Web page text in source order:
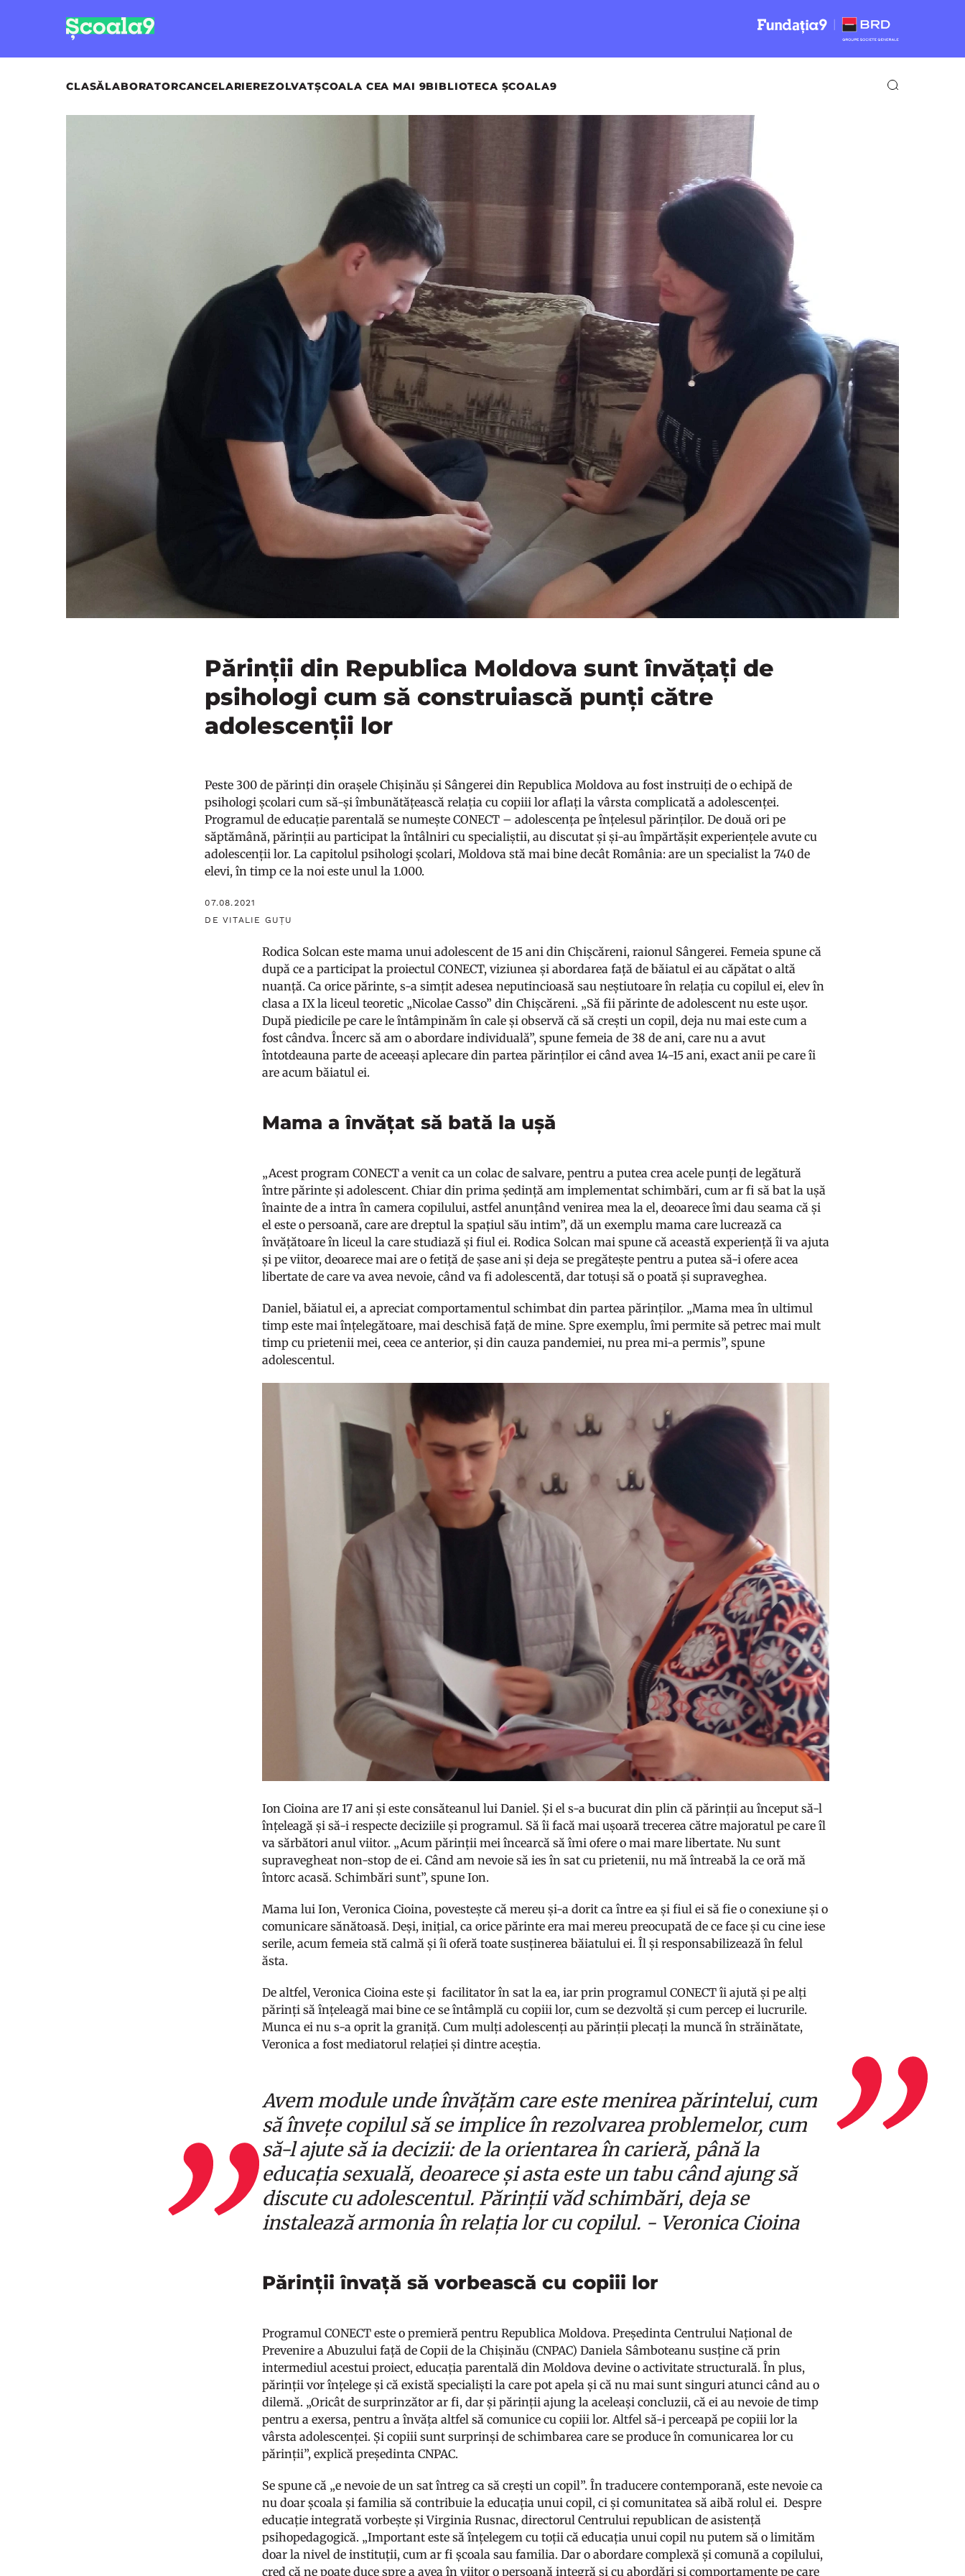
CLASĂLABORATORCANCELARIEREZOLVATȘCOALA CEA MAI 9BIBLIOTECA ȘCOALA9
Părinții din Republica Moldova sunt învățați de
psihologi cum să construiască punți către
adolescenții lor
Peste 300 de părinți din orașele Chișinău și Sângerei din Republica Moldova au fost instruiți de o echipă de
psihologi școlari cum să-și îmbunătățească relația cu copiii lor aflați la vârsta complicată a adolescenței.
Programul de educație parentală se numește CONECT – adolescența pe înțelesul părinților. De două ori pe
săptămână, părinții au participat la întâlniri cu specialiștii, au discutat și și-au împărtășit experiențele avute cu
adolescenții lor. La capitolul psihologi școlari, Moldova stă mai bine decât România: are un specialist la 740 de
elevi, în timp ce la noi este unul la 1.000.
07.08.2021
DE VITALIE GUȚU
Rodica Solcan este mama unui adolescent de 15 ani din Chișcăreni, raionul Sângerei. Femeia spune că
după ce a participat la proiectul CONECT, viziunea și abordarea față de băiatul ei au căpătat o altă
nuanță. Ca orice părinte, s-a simțit adesea neputincioasă sau neștiutoare în relația cu copilul ei, elev în
clasa a IX la liceul teoretic „Nicolae Casso” din Chișcăreni. „Să fii părinte de adolescent nu este ușor.
După piedicile pe care le întâmpinăm în cale și observă că să crești un copil, deja nu mai este cum a
fost cândva. Încerc să am o abordare individuală”, spune femeia de 38 de ani, care nu a avut
întotdeauna parte de aceeași aplecare din partea părinților ei când avea 14-15 ani, exact anii pe care îi
are acum băiatul ei.
Mama a învățat să bată la ușă
„Acest program CONECT a venit ca un colac de salvare, pentru a putea crea acele punți de legătură
între părinte și adolescent. Chiar din prima ședință am implementat schimbări, cum ar fi să bat la ușă
înainte de a intra în camera copilului, astfel anunțând venirea mea la el, deoarece îmi dau seama că și
el este o persoană, care are dreptul la spațiul său intim”, dă un exemplu mama care lucrează ca
învățătoare în liceul la care studiază și fiul ei. Rodica Solcan mai spune că această experiență îi va ajuta
și pe viitor, deoarece mai are o fetiță de șase ani și deja se pregătește pentru a putea să-i ofere acea
libertate de care va avea nevoie, când va fi adolescentă, dar totuși să o poată și supraveghea.
Daniel, băiatul ei, a apreciat comportamentul schimbat din partea părinților. „Mama mea în ultimul
timp este mai înțelegătoare, mai deschisă față de mine. Spre exemplu, îmi permite să petrec mai mult
timp cu prietenii mei, ceea ce anterior, și din cauza pandemiei, nu prea mi-a permis”, spune
adolescentul.
Ion Cioina are 17 ani și este consăteanul lui Daniel. Și el s-a bucurat din plin că părinții au început să-l
înțeleagă și să-i respecte deciziile și programul. Să îi facă mai ușoară trecerea către majoratul pe care îl
va sărbători anul viitor. „Acum părinții mei încearcă să îmi ofere o mai mare libertate. Nu sunt
supravegheat non-stop de ei. Când am nevoie să ies în sat cu prietenii, nu mă întreabă la ce oră mă
întorc acasă. Schimbări sunt”, spune Ion.
Mama lui Ion, Veronica Cioina, povestește că mereu și-a dorit ca între ea și fiul ei să fie o conexiune și o
comunicare sănătoasă. Deși, inițial, ca orice părinte era mai mereu preocupată de ce face și cu cine iese
serile, acum femeia stă calmă și îi oferă toate susținerea băiatului ei. Îl și responsabilizează în felul
ăsta.
De altfel, Veronica Cioina este și facilitator în sat la ea, iar prin programul CONECT îi ajută și pe alți
părinți să înțeleagă mai bine ce se întâmplă cu copiii lor, cum se dezvoltă și cum percep ei lucrurile.
Munca ei nu s-a oprit la graniță. Cum mulți adolescenți au părinții plecați la muncă în străinătate,
Veronica a fost mediatorul relației și dintre aceștia.
Avem module unde învățăm care este menirea părintelui, cum
să învețe copilul să se implice în rezolvarea problemelor, cum
să-l ajute să ia decizii: de la orientarea în carieră, până la
educația sexuală, deoarece și asta este un tabu când ajung să
discute cu adolescentul. Părinții văd schimbări, deja se
instalează armonia în relația lor cu copilul. - Veronica Cioina
Părinții învață să vorbească cu copiii lor
Programul CONECT este o premieră pentru Republica Moldova. Președinta Centrului Național de
Prevenire a Abuzului față de Copii de la Chișinău (CNPAC) Daniela Sâmboteanu susține că prin
intermediul acestui proiect, educația parentală din Moldova devine o activitate structurală. În plus,
părinții vor înțelege și că există specialiști la care pot apela și că nu mai sunt singuri atunci când au o
dilemă. „Oricât de surprinzător ar fi, dar și părinții ajung la aceleași concluzii, că ei au nevoie de timp
pentru a exersa, pentru a învăța altfel să comunice cu copiii lor. Altfel să-i perceapă pe copiii lor la
vârsta adolescenței. Și copiii sunt surprinși de schimbarea care se produce în comunicarea lor cu
părinții”, explică președinta CNPAC.
Se spune că „e nevoie de un sat întreg ca să crești un copil”. În traducere contemporană, este nevoie ca
nu doar școala și familia să contribuie la educația unui copil, ci și comunitatea să aibă rolul ei. Despre
educație integrată vorbește și Virginia Rusnac, directorul Centrului republican de asistență
psihopedagogică. „Important este să înțelegem cu toții că educația unui copil nu putem să o limităm
doar la nivel de instituții, cum ar fi școala sau familia. Dar o abordare complexă și comună a copilului,
cred că ne poate duce spre a avea în viitor o persoană integră și cu abordări și comportamente pe care